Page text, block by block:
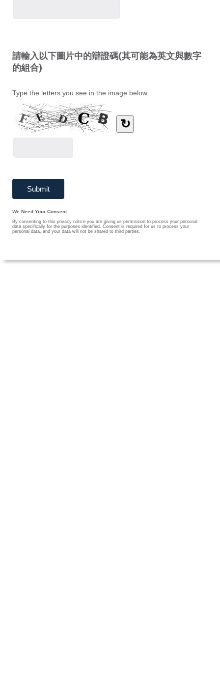
請輸入以下圖片中的辯證碼(其可能為英文與數字
的組合)
Type the letters you see in the image below.
↻
We Need Your Consent
By consenting to this privacy notice you are giving us permission to process your personal
data specifically for the purposes identified. Consent is required for us to process your
personal data, and your data will not be shared to third parties.